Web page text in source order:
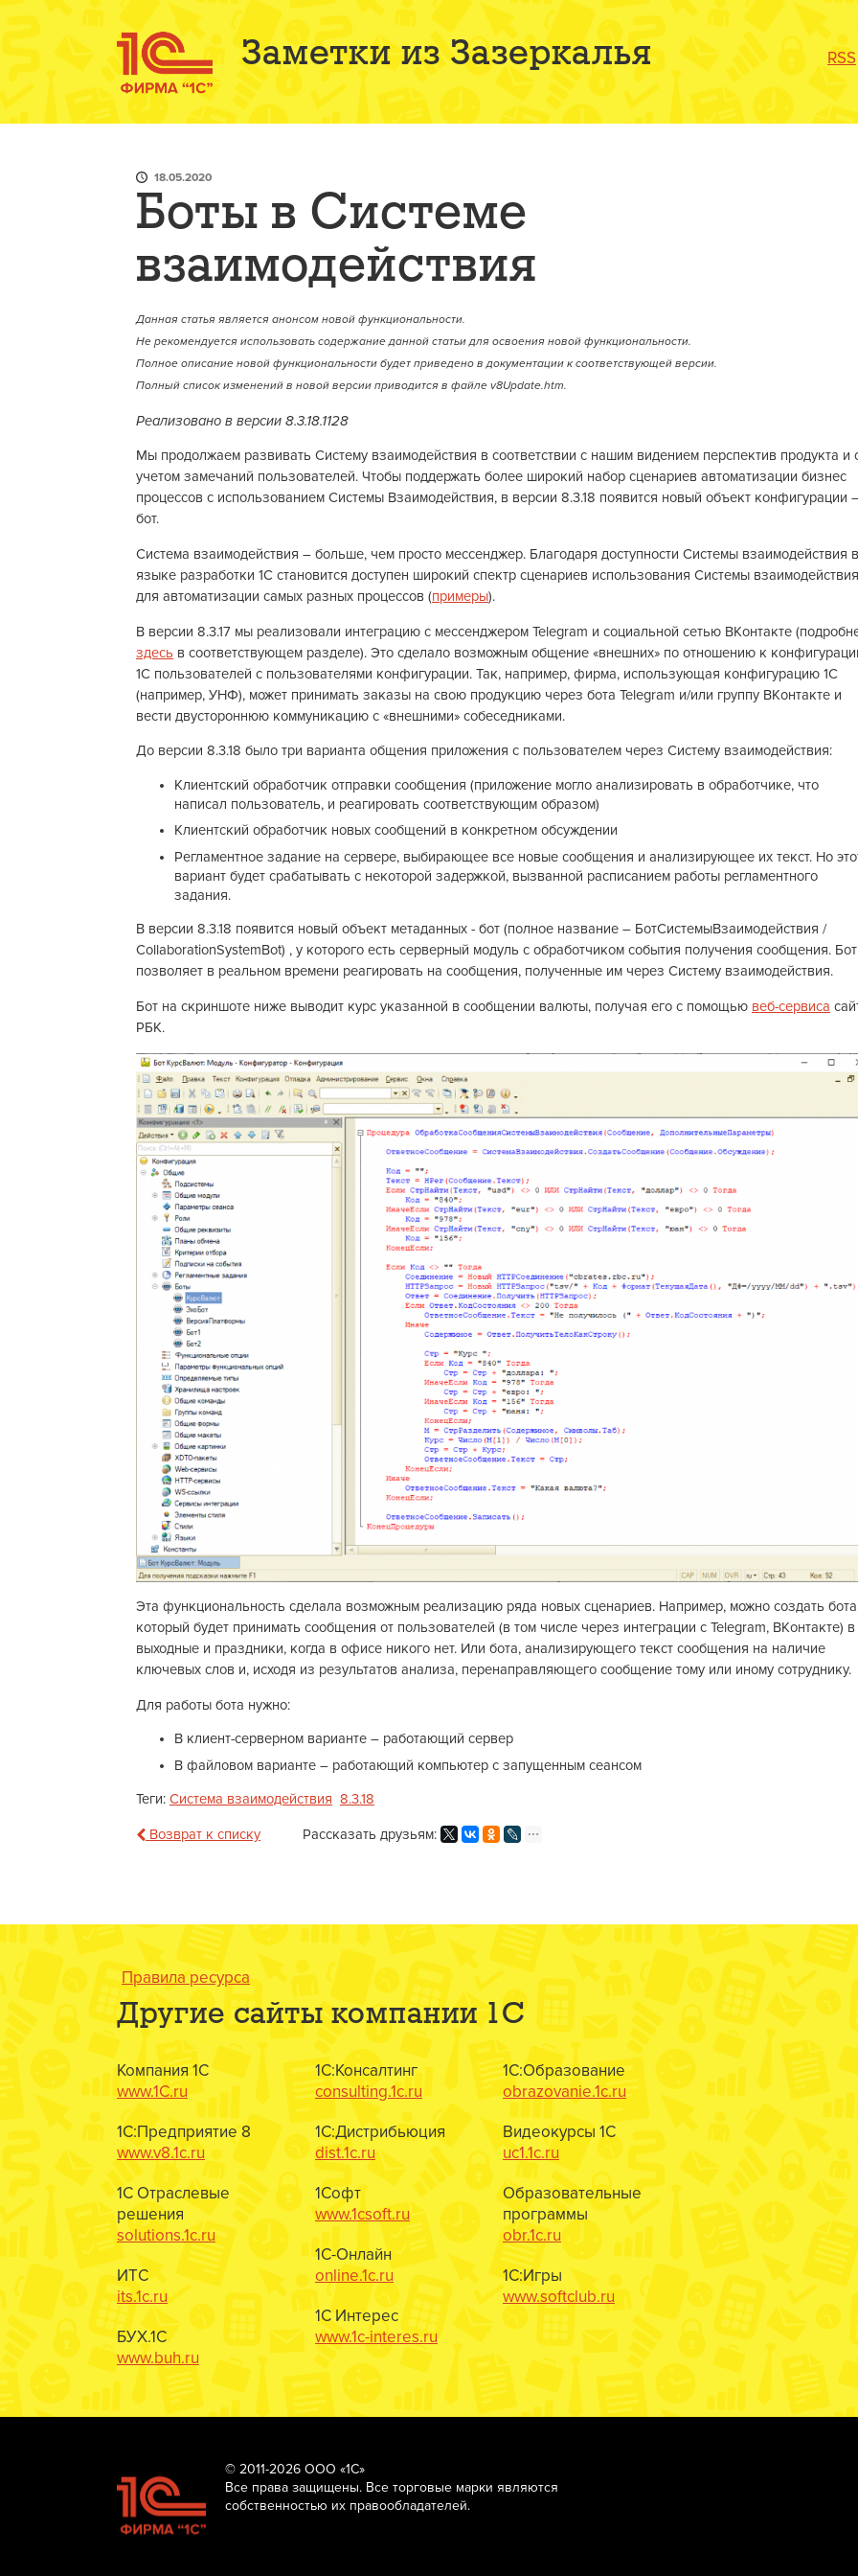
Заметки из Зазеркалья RSS
18.05.2020
Боты в Системе
взаимодействия
Данная статья является анонсом новой функциональности.
Не рекомендуется использовать содержание данной статьи для освоения новой функциональности.
Полное описание новой функциональности будет приведено в документации к соответствующей версии.
Полный список изменений в новой версии приводится в файле v8Update.htm.
Реализовано в версии 8.3.18.1128
Мы продолжаем развивать Систему взаимодействия в соответствии с нашим видением перспектив продукта и
учетом замечаний пользователей. Чтобы поддержать более широкий набор сценариев автоматизации бизнес
процессов с использованием Системы Взаимодействия, в версии 8.3.18 появится новый объект конфигурации
бот.
Система взаимодействия – больше, чем просто мессенджер. Благодаря доступности Системы взаимодействия в
языке разработки 1С становится доступен широкий спектр сценариев использования Системы взаимодействия
для автоматизации самых разных процессов (примеры).
В версии 8.3.17 мы реализовали интеграцию с мессенджером Telegram и социальной сетью ВКонтакте
здесь в соответствующем разделе). Это сделало возможным общение «внешних» по отношению к
1С пользователей с пользователями конфигурации. Так, например, фирма, использующая конфигурацию 1С
(например, УНФ), может принимать заказы на свою продукцию через бота Telegram и/или группу ВКонтакте и
вести двустороннюю коммуникацию с «внешними» собеседниками.
До версии 8.3.18 было три варианта общения приложения с пользователем через Систему взаимодействия:
Клиентский обработчик отправки сообщения (приложение могло анализировать в обработчике, что
написал пользователь, и реагировать соответствующим образом)
Клиентский обработчик новых сообщений в конкретном обсуждении
Регламентное задание на сервере, выбирающее все новые сообщения и анализирующее их текст. Но
вариант будет срабатывать с некоторой задержкой, вызванной расписанием работы регламентного
задания.
В версии 8.3.18 появится новый объект метаданных - бот (полное название – БотСистемыВзаимодействия /
CollaborationSystemBot) , у которого есть серверный модуль с обработчиком события получения сообщения. Бот
позволяет в реальном времени реагировать на сообщения, полученные им через Систему взаимодействия.
Бот на скриншоте ниже выводит курс указанной в сообщении валюты, получая его с помощью веб-сервиса
РБК.
Эта функциональность сделала возможным реализацию ряда новых сценариев. Например, можно создать
который будет принимать сообщения от пользователей (в том числе через интеграции с Telegram, ВКонтакте) в
выходные и праздники, когда в офисе никого нет. Или бота, анализирующего текст сообщения на наличие
ключевых слов и, исходя из результатов анализа, перенаправляющего сообщение тому или иному сотруднику.
Для работы бота нужно:
В клиент-серверном варианте – работающий сервер
В файловом варианте – работающий компьютер с запущенным сеансом
Теги: Система взаимодействия 8.3.18
Возврат к списку Рассказать друзьям:
Правила ресурса
Другие сайты компании 1С
Компания 1С
www.1C.ru
1С:Предприятие 8
www.v8.1c.ru
1С Отраслевые
решения
solutions.1c.ru
ИТС
its.1c.ru
БУХ.1С
www.buh.ru
1С:Консалтинг
consulting.1c.ru
1С:Дистрибьюция
dist.1c.ru
1Софт
www.1csoft.ru
1С-Онлайн
online.1c.ru
1С Интерес
www.1c-interes.ru
1С:Образование
obrazovanie.1c.ru
Видеокурсы 1С
uc1.1c.ru
Образовательные
программы
obr.1c.ru
1С:Игры
www.softclub.ru
© 2011-2026 ООО «1С»
Все права защищены. Все торговые марки являются
собственностью их правообладателей.